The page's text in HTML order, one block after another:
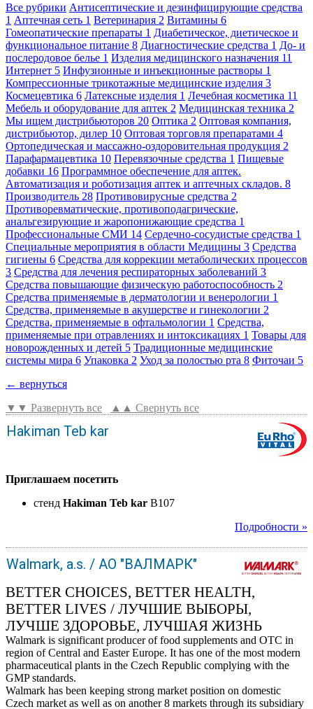
Все рубрики Антисептические и дезинфицирующие средства
1 Аптечная сеть 1 Ветеринария 2 Витамины 6
Гомеопатические препараты 1 Диабетическое, диетическое и
функциональное питание 8 Диагностические средства 1 До- и
послеродовое белье 1 Изделия медицинского назначения 11
Интернет 5 Инфузионные и инъекционные растворы 1
Компрессионные трикотажные медицинские изделия 3
Космецевтика 6 Латексные изделия 1 Лечебная косметика 11
Мебель и оборудование для аптек 2 Медицинская техника 2
Мы ищем дистрибьюторов 20 Оптика 2 Оптовая компания,
дистрибьютор, дилер 10 Оптовая торговля препаратами 4
Ортопедическая и массажно-оздоровительная продукция 2
Парафармацевтика 10 Перевязочные средства 1 Пищевые
добавки 16 Программное обеспечение для аптек.
Автоматизация и роботизация аптек и аптечных складов. 8
Производитель 28 Противовирусные средства 2
Противоревматические, противоподагрические,
анальгезирующие и жаропонижающие средства 1
Профессиональные СМИ 14 Сердечно-сосудистые средства 1
Специальные мероприятия в области Медицины 3 Средства
гигиены 6 Средства для коррекции метаболических процессов
3 Средства для лечения респираторных заболеваний 3
Средства повышающие физическую работоспособность 2
Средства применяемые в дерматологии и венерологии 1
Средства, применяемые в акушерстве и гинекологии 2
Средства, применяемые в офтальмологии 1 Средства,
применяемые при отравлениях и интоксикациях 1 Товары для
новорожденных и детей 5 Традиционные медицинские
системы мира 6 Упаковка 2 Уход за полостью рта 8 Фиточаи 5
← вернуться
▼▼ Развернуть все
▲▲ Свернуть все
Hakiman Teb kar
Приглашаем посетить
стенд Hakiman Teb kar B107
Подробности »
Walmark, a.s. / АО "ВАЛМАРК"
BETTER CHOICES, BETTER HEALTH,
BETTER LIVES / ЛУЧШИЕ ВЫБОРЫ,
ЛУЧШЕ ЗДОРОВЬЕ, ЛУЧШАЯ ЖИЗНЬ
Walmark is significant producer of food supplements and OTC in
region of Central and Easter Europe. It has one of the most modern
pharmaceutical plants in the Czech Republic complying with the
GMP standards.
Walmark has been keeping strong market position on domestic
Czech market as well as on another 8 markets through its subsidiary